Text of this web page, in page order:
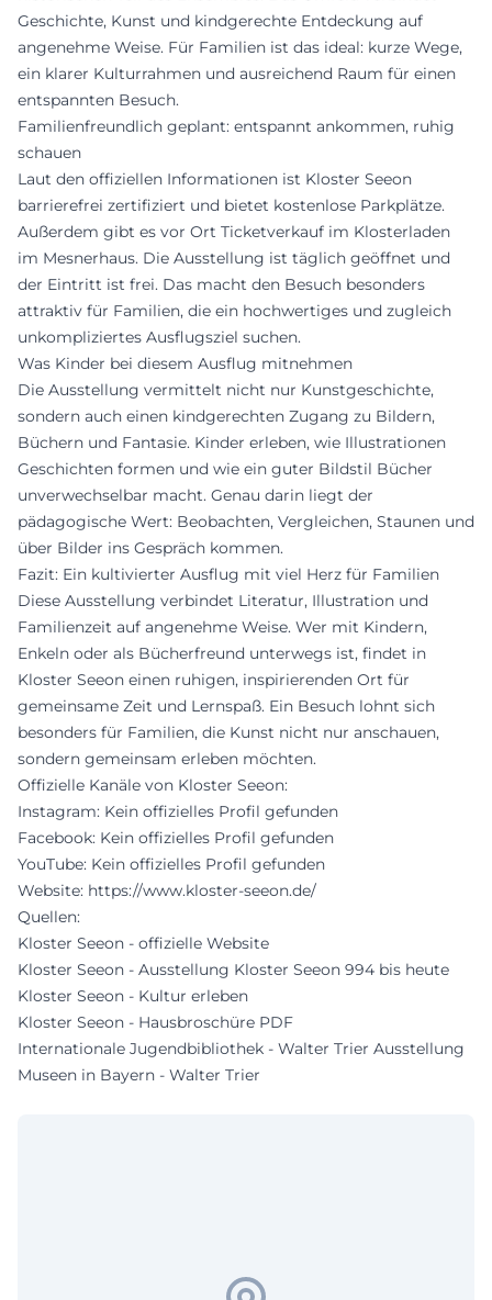
Geschichte, Kunst und kindgerechte Entdeckung auf
angenehme Weise. Für Familien ist das ideal: kurze Wege,
ein klarer Kulturrahmen und ausreichend Raum für einen
entspannten Besuch.
Familienfreundlich geplant: entspannt ankommen, ruhig
schauen
Laut den offiziellen Informationen ist Kloster Seeon
barrierefrei zertifiziert und bietet kostenlose Parkplätze.
Außerdem gibt es vor Ort Ticketverkauf im Klosterladen
im Mesnerhaus. Die Ausstellung ist täglich geöffnet und
der Eintritt ist frei. Das macht den Besuch besonders
attraktiv für Familien, die ein hochwertiges und zugleich
unkompliziertes Ausflugsziel suchen.
Was Kinder bei diesem Ausflug mitnehmen
Die Ausstellung vermittelt nicht nur Kunstgeschichte,
sondern auch einen kindgerechten Zugang zu Bildern,
Büchern und Fantasie. Kinder erleben, wie Illustrationen
Geschichten formen und wie ein guter Bildstil Bücher
unverwechselbar macht. Genau darin liegt der
pädagogische Wert: Beobachten, Vergleichen, Staunen und
über Bilder ins Gespräch kommen.
Fazit: Ein kultivierter Ausflug mit viel Herz für Familien
Diese Ausstellung verbindet Literatur, Illustration und
Familienzeit auf angenehme Weise. Wer mit Kindern,
Enkeln oder als Bücherfreund unterwegs ist, findet in
Kloster Seeon einen ruhigen, inspirierenden Ort für
gemeinsame Zeit und Lernspaß. Ein Besuch lohnt sich
besonders für Familien, die Kunst nicht nur anschauen,
sondern gemeinsam erleben möchten.
Offizielle Kanäle von Kloster Seeon:
Instagram: Kein offizielles Profil gefunden
Facebook: Kein offizielles Profil gefunden
YouTube: Kein offizielles Profil gefunden
Website: https://www.kloster-seeon.de/
Quellen:
Kloster Seeon - offizielle Website
Kloster Seeon - Ausstellung Kloster Seeon 994 bis heute
Kloster Seeon - Kultur erleben
Kloster Seeon - Hausbroschüre PDF
Internationale Jugendbibliothek - Walter Trier Ausstellung
Museen in Bayern - Walter Trier